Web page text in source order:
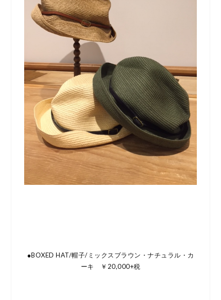
●BOXED HAT/帽子/ミックスブラウン・ナチュラル・カ
ーキ ￥20,000+税